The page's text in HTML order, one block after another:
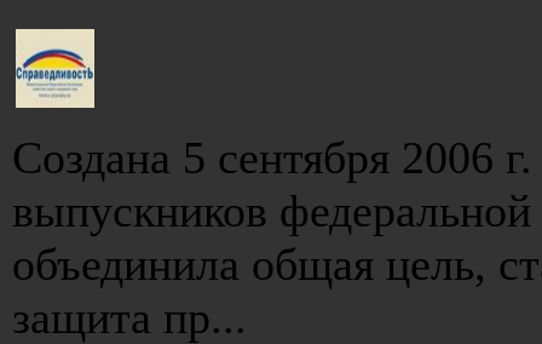
Создана 5 сентября 2006
выпускников
объединила общая цель,
защита пр...